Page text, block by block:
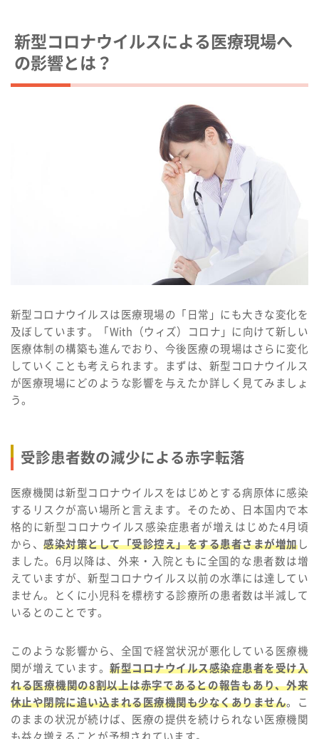
新型コロナウイルスによる医療現場へ
の影響とは？
新型コロナウイルスは医療現場の「日常」にも大きな変化を
及ぼしています。「With（ウィズ）コロナ」に向けて新しい
医療体制の構築も進んでおり、今後医療の現場はさらに変化
していくことも考えられます。まずは、新型コロナウイルス
が医療現場にどのような影響を与えたか詳しく見てみましょ
う。
受診患者数の減少による赤字転落
医療機関は新型コロナウイルスをはじめとする病原体に感染
するリスクが高い場所と言えます。そのため、日本国内で本
格的に新型コロナウイルス感染症患者が増えはじめた4月頃
から、感染対策として「受診控え」をする患者さまが増加し
ました。6月以降は、外来・入院ともに全国的な患者数は増
えていますが、新型コロナウイルス以前の水準には達してい
ません。とくに小児科を標榜する診療所の患者数は半減して
いるとのことです。
このような影響から、全国で経営状況が悪化している医療機
関が増えています。新型コロナウイルス感染症患者を受け入
れる医療機関の8割以上は赤字であるとの報告もあり、外来
休止や閉院に追い込まれる医療機関も少なくありません。こ
のままの状況が続けば、医療の提供を続けられない医療機関
も益々増えることが予想されています。